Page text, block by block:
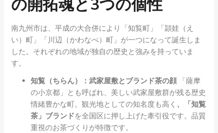
の開拓魂と3つの個性
南九州市は、平成の大合併により「知覧町」「頴娃（え
い）町」「川辺（かわなべ）町」が一つになって誕生しま
した。それぞれの地域が独自の歴史と強みを持っていま
す。
知覧（ちらん）：武家屋敷とブランド茶の顔「薩摩
の小京都」とも呼ばれ、美しい武家屋敷群が残る歴史
情緒豊かな町。観光地としての知名度も高く 、「知覧
茶」ブランドを全国区に押し上げた牽引役です。品質
重視のお茶づくりが特徴です。